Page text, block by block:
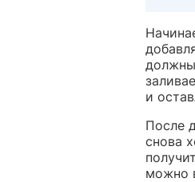
должны
и
После
снова
можно